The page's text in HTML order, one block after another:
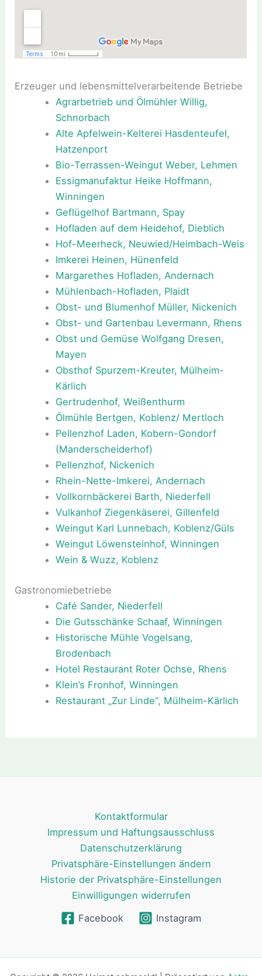
Erzeuger und lebensmittelverarbeitende Betriebe
Agrarbetrieb und Ölmühler Willig,
Schnorbach
Alte Apfelwein-Kelterei Hasdenteufel,
Hatzenport
Bio-Terrassen-Weingut Weber, Lehmen
Essigmanufaktur Heike Hoffmann,
Winningen
Geflügelhof Bartmann, Spay
Hofladen auf dem Heidehof, Dieblich
Hof-Meerheck, Neuwied/Heimbach-Weis
Imkerei Heinen, Hünenfeld
Margarethes Hofladen, Andernach
Mühlenbach-Hofladen, Plaidt
Obst- und Blumenhof Müller, Nickenich
Obst- und Gartenbau Levermann, Rhens
Obst und Gemüse Wolfgang Dresen,
Mayen
Obsthof Spurzem-Kreuter, Mülheim-
Kärlich
Gertrudenhof, Weißenthurm
Ölmühle Bertgen, Koblenz/ Mertloch
Pellenzhof Laden, Kobern-Gondorf
(Manderscheiderhof)
Pellenzhof, Nickenich
Rhein-Nette-Imkerei, Andernach
Vollkornbäckerei Barth, Niederfell
Vulkanhof Ziegenkäserei, Gillenfeld
Weingut Karl Lunnebach, Koblenz/Güls
Weingut Löwensteinhof, Winningen
Wein & Wuzz, Koblenz
Gastronomiebetriebe
Café Sander, Niederfell
Die Gutsschänke Schaaf, Winningen
Historische Mühle Vogelsang,
Brodenbach
Hotel Restaurant Roter Ochse, Rhens
Klein’s Fronhof, Winningen
Restaurant „Zur Linde“, Mülheim-Kärlich
Kontaktformular
Impressum und Haftungsausschluss
Datenschutzerklärung
Privatsphäre-Einstellungen ändern
Historie der Privatsphäre-Einstellungen
Einwilligungen widerrufen
Facebook
Instagram